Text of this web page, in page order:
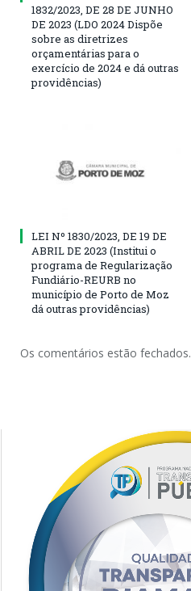
1832/2023, DE 28 DE JUNHO
DE 2023 (LDO 2024 Dispõe
sobre as diretrizes
orçamentárias para o
exercício de 2024 e dá outras
providências)
LEI Nº 1830/2023, DE 19 DE
ABRIL DE 2023 (Institui o
programa de Regularização
Fundiário-REURB no
município de Porto de Moz
dá outras providências)
Os comentários estão fechados.